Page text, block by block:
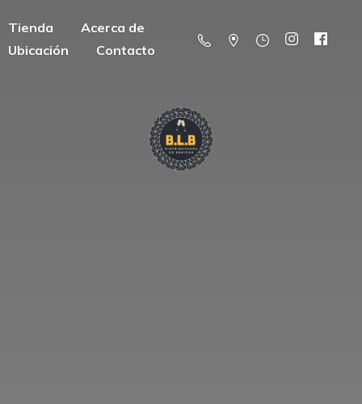
Tienda
Acerca de
Ubicación
Contacto